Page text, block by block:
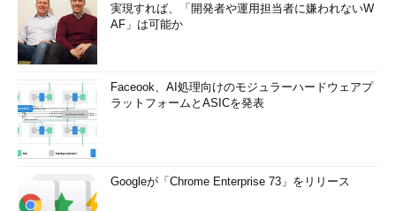
実現すれば、「開発者や運用担当者に嫌われないW
AF」は可能か
Faceook、AI処理向けのモジュラーハードウェアプ
ラットフォームとASICを発表
Googleが「Chrome Enterprise 73」をリリース